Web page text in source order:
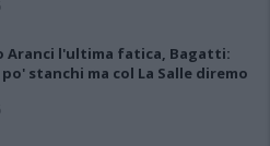
Aranci l'ultima fatica, Bagatti:
stanchi ma col La Salle diremo